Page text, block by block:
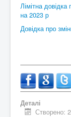
Лімітна
на 2023 р
Довідка про
Деталі
Створено: